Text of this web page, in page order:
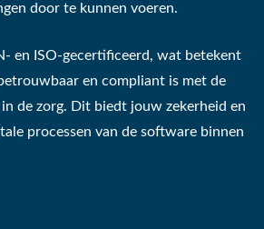
door te kunnen voeren.
en ISO-gecertificeerd, wat betekent
en compliant is met de
de zorg. Dit biedt jouw zekerheid en
processen van de software binnen